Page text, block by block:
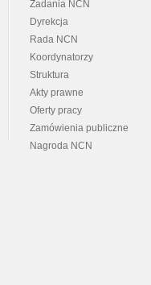
Zadania NCN
Dyrekcja
Rada NCN
Koordynatorzy
Struktura
Akty prawne
Oferty pracy
Zamówienia publiczne
Nagroda NCN